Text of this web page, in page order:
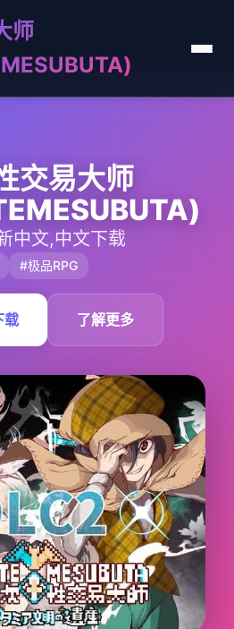
师
交易大师
中文,中文下载
#极品RPG
载 了解更多